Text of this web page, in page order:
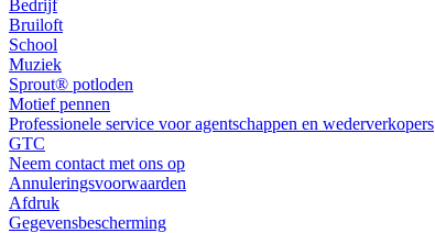
Bedrijf
Bruiloft
School
Muziek
Sprout® potloden
Motief pennen
Professionele service voor agentschappen en wederverkopers
GTC
Neem contact met ons op
Annuleringsvoorwaarden
Afdruk
Gegevensbescherming